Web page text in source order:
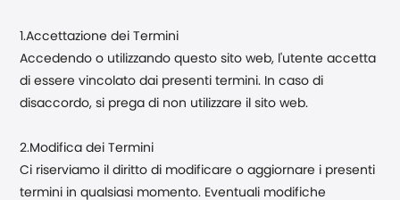
1.Accettazione dei Termini
Accedendo o utilizzando questo sito web, l'utente accetta
di essere vincolato dai presenti termini. In caso di
disaccordo, si prega di non utilizzare il sito web.
2.Modifica dei Termini
Ci riserviamo il diritto di modificare o aggiornare i presenti
termini in qualsiasi momento. Eventuali modifiche